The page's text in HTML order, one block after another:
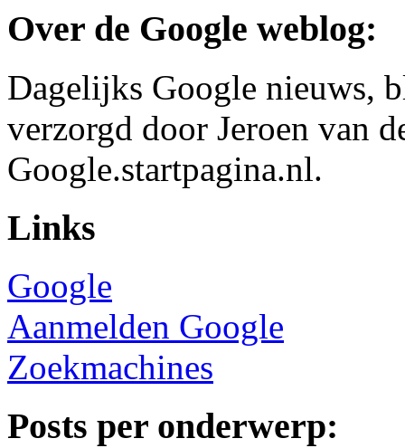
Over de Google weblog:
Dagelijks Google nieuws,
verzorgd door Jeroen van
Google.startpagina.nl.
Links
Google
Aanmelden Google
Zoekmachines
Posts per onderwerp: